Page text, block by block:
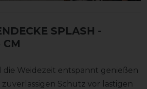
SPLASH -
CM
die Weidezeit entspannt genießen
zuverlässigen Schutz vor lästigen